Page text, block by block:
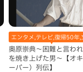
エンタメ,テレビ,復帰50年,
奥原崇典～困難と言わ
を焼き上げた男～【オ
ーバー）列伝】